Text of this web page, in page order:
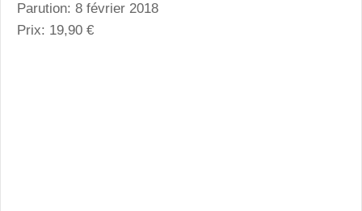
Parution: 8 février 2018
Prix: 19,90 €